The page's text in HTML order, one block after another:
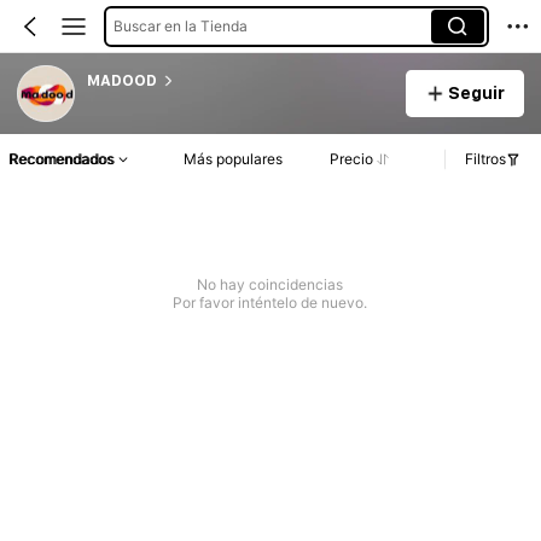
Buscar en la Tienda
MADOOD
Seguir
Recomendados Más populares Precio Filtros
No hay coincidencias
Por favor inténtelo de nuevo.